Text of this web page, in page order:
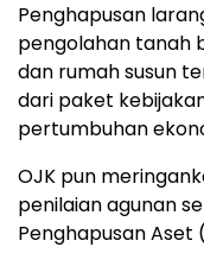
Penghapusan
pengolahan tanah
dan rumah susun
dari paket
pertumbuhan
OJK pun
penilaian agunan
Penghapusan Aset